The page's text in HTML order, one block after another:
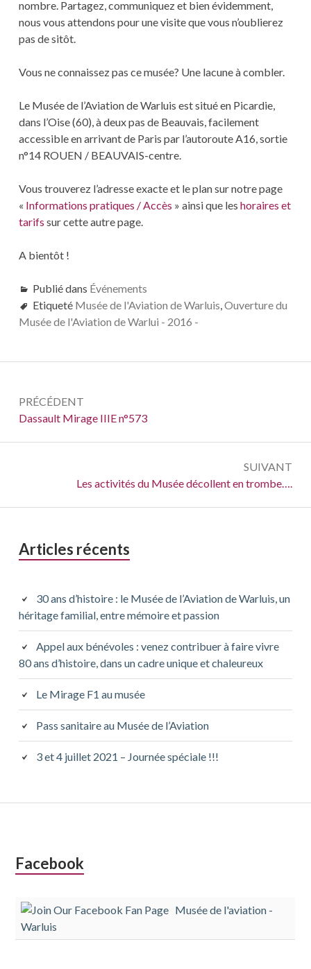
nombre. Partagez, communiquez et bien évidemment,
nous vous attendons pour une visite que vous n’oublierez
pas de sitôt.
Vous ne connaissez pas ce musée? Une lacune à combler.
Le Musée de l’Aviation de Warluis est situé en Picardie,
dans l’Oise (60), à deux pas de Beauvais, facilement
accessible en arrivant de Paris par l’autoroute A16, sortie
n°14 ROUEN / BEAUVAIS-centre.
Vous trouverez l’adresse exacte et le plan sur notre page
« Informations pratiques / Accès » ainsi que les horaires et
tarifs sur cette autre page.
A bientôt !
Publié dans Événements
Etiqueté Musée de l'Aviation de Warluis,Ouverture du
Musée de l'Aviation de Warlui - 2016 -
de
l’article
PRÉCÉDENT
Précédent :
Dassault Mirage IIIE n°573
SUIVANT
Suivant :
Les activités du Musée décollent en trombe….
Barre
principale
Articles récents
30 ans d’histoire : le Musée de l’Aviation de Warluis, un
héritage familial, entre mémoire et passion
Appel aux bénévoles : venez contribuer à faire vivre
80 ans d’histoire, dans un cadre unique et chaleureux
Le Mirage F1 au musée
Pass sanitaire au Musée de l’Aviation
3 et 4 juillet 2021 – Journée spéciale !!!
Colonne
subsidiaire
Facebook
Musée de l'aviation -
Warluis